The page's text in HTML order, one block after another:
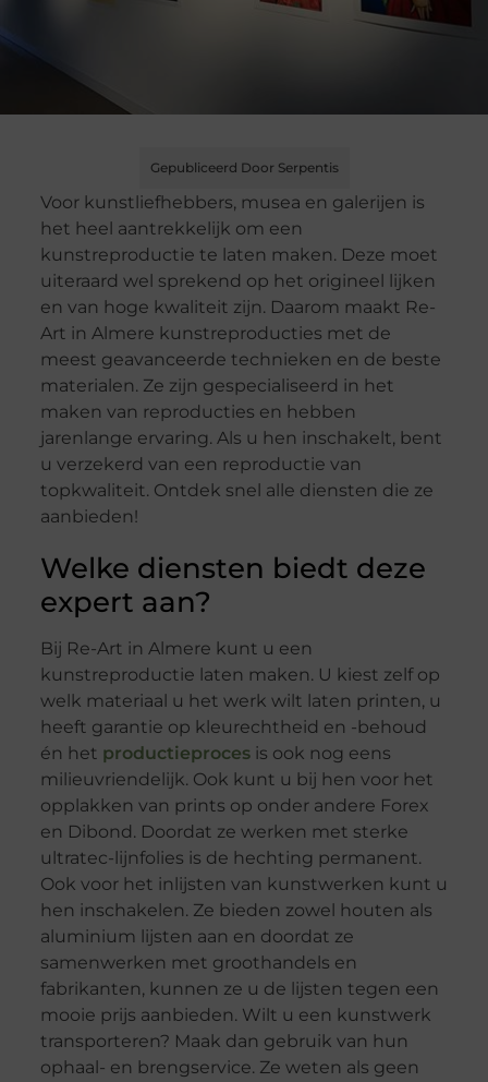
Gepubliceerd Door Serpentis
Voor kunstliefhebbers, musea en galerijen is
het heel aantrekkelijk om een
kunstreproductie te laten maken. Deze moet
uiteraard wel sprekend op het origineel lijken
en van hoge kwaliteit zijn. Daarom maakt Re-
Art in Almere kunstreproducties met de
meest geavanceerde technieken en de beste
materialen. Ze zijn gespecialiseerd in het
maken van reproducties en hebben
jarenlange ervaring. Als u hen inschakelt, bent
u verzekerd van een reproductie van
topkwaliteit. Ontdek snel alle diensten die ze
aanbieden!
Welke diensten biedt deze
expert aan?
Bij Re-Art in Almere kunt u een
kunstreproductie laten maken. U kiest zelf op
welk materiaal u het werk wilt laten printen, u
heeft garantie op kleurechtheid en -behoud
én het productieprocesis ook nog eens
milieuvriendelijk. Ook kunt u bij hen voor het
opplakken van prints op onder andere Forex
en Dibond. Doordat ze werken met sterke
ultratec-lijnfolies is de hechting permanent.
Ook voor het inlijsten van kunstwerken kunt u
hen inschakelen. Ze bieden zowel houten als
aluminium lijsten aan en doordat ze
samenwerken met groothandels en
fabrikanten, kunnen ze u de lijsten tegen een
mooie prijs aanbieden. Wilt u een kunstwerk
transporteren? Maak dan gebruik van hun
ophaal- en brengservice. Ze weten als geen